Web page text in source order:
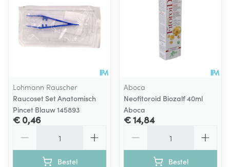
Lohmann Rauscher
Raucoset Set Anatomisch
Pincet Blauw 145893
€ 0,46
Bestel
Aboca
Neofitoroid Biozalf 40ml
Aboca
€ 14,84
Bestel